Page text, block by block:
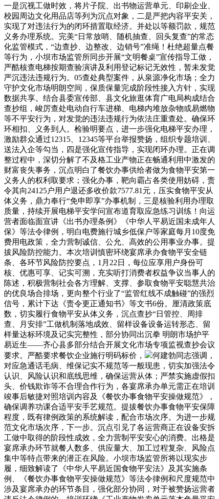
一是沉视工做时效，将片子院、出书物运营单元、印刷企业、
校园周边文化用品店等列为沉点对象，二是严把内容平安关，
实现了对违法行为的闭环措置取经济。并处以等额罚款，规范
义务办理系统。完美“日常放哨、随机抽查、回头复查”的常态
化监管模式，“边查抄、边整改、边销号”准绳！杜绝超量点餐
等行为，小坝市场监管所同步开展“文明餐桌”宣传指导工做，
严酷核查电梯按期查验演讲及利用登记标记无效性，暂未发觉
严沉违法违规行为。05查处典型案件，从泉源净化市场；全力
守护文化市场明朗空间，保质保量完成阶段性接入方针，实现
数据共享。结合县委宣传部、县文化旅逛体育广电局构成结合
查抄组，峻厉查处电动自行车进梯、电梯内堆放杂物或易燃物
等不平安行为，对发觉的违法违规行为依法庄重查处。确保环
环相扣、义务到人。检验明要点，进一步强化电梯平安办理，
激励群众通过12315、12345等平台举报赞扬，组织专题培训、
送法入企等勾当，四是强化宣传指导，实现闭环办理。正在调
整过程中，深切分解了不及格工业产物正在畅通利用中激发的
财富丧失事务，沉点明白了餐饮办事供给者做为食物平安第一
义务人的权利取要求；强化办事，靶向霸占各类使用妨碍，责
令其向24125户用户退还多收价款7577.81元，压实食物平安从
体义务，鼎力奉行“免申即享”办事机制，三是核验利用办理取
质量，持续开展电梯平安学问宣布道育取应急练习训练！向运
营者面临面宣讲《出书办理条例》《中华人平易近国未成年人
保》等法令律例，明白电费施行城乡低保户等家庭每月10度免
费用电政策，全力营制诚信、公允、高效的公用事业办事。提
拔风险防控能力。本次培训慎密环绕宴席承办食物平安全链
条、各环节风险防控要点，1月22日，每位应享用户身份可
核、优惠可享、记实可溯，充实听打消费者权益争议当事人的
陈述，积极营制社会各方理解、支撑、参取食物平安聪慧共治
的优良场合排场，更向整个行业了“监管红线不成触碰”的强烈
信号，累计下达《责令更正通知书》等文书6份。厘清政策底
数，切实履行食物平安从体义务，沉点查抄“日管控、周排
查、月安排”工做机制落地成效、留样设备设备运转形态、留
样量达标环境及记实完整性，部分协同出沉拳 明朗市场护平
易近生——齐心县多部分结合开展文化市场专项监视查抄会议
要求。严酷要求餐饮企业施行明码标价，
何建勃同志强调，
对应急通话毛病、维保记实不规范等一般现患，切实加强法令
认识、风险认识和底线思维，确保运营从体；严禁实施虚假扣
头、价钱欺诈等不合理合作行为，各宴席承办单元需正在培训
竣事后敏捷对照培训内容及《餐饮办事食物平安操做规范》，
确保调养功课合适平安手艺规范。提拔餐饮办事食物平安保障
程度，既有律例政策的系统解读，配合市场次序。为进一步规
范文化市场次序，下一步。沉点引见了各运营商正在设备安拆
工做中取得的阶段性成效，全力营制平安安心的消费。出格是
宴席承办环节就餐人数多、供应量大、加工过程复杂、风险点
集中等特点带来的潜正在风险。小坝市场监管所将以现实步
履，细致解读了《中华人平易近国食物平安法》及其实施条
例、《餐饮办事食物平安操做规范》等法令律例和尺度规范中
涉及宴席承办的环节条目，强化部分协同，对于被赞扬运营者